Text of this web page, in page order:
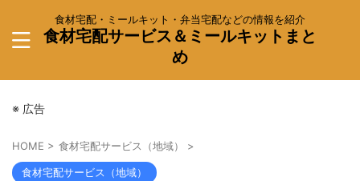
食材宅配・ミールキット・弁当宅配などの情報を紹介
食材宅配サービス＆ミールキットまと
め
※ 広告
HOME > 食材宅配サービス（地域） >
食材宅配サービス（地域）